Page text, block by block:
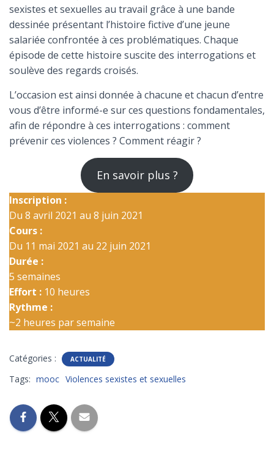
sexistes et sexuelles au travail grâce à une bande
dessinée présentant l’histoire fictive d’une jeune
salariée confrontée à ces problématiques. Chaque
épisode de cette histoire suscite des interrogations et
soulève des regards croisés.
L’occasion est ainsi donnée à chacune et chacun d’entre
vous d’être informé-e sur ces questions fondamentales,
afin de répondre à ces interrogations : comment
prévenir ces violences ? Comment réagir ?
En savoir plus ?
Inscription :
Du 8 avril 2021 au 8 juin 2021
Cours :
Du 11 mai 2021 au 22 juin 2021
Durée :
5 semaines
Effort : 10 heures
Rythme :
~2 heures par semaine
Catégories : ACTUALITÉ
Tags: mooc Violences sexistes et sexuelles